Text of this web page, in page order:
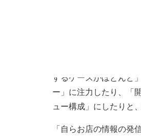
するケースがほとんど
ー」に注力したり、「
ュー構成」にしたりと
「自らお店の情報の発